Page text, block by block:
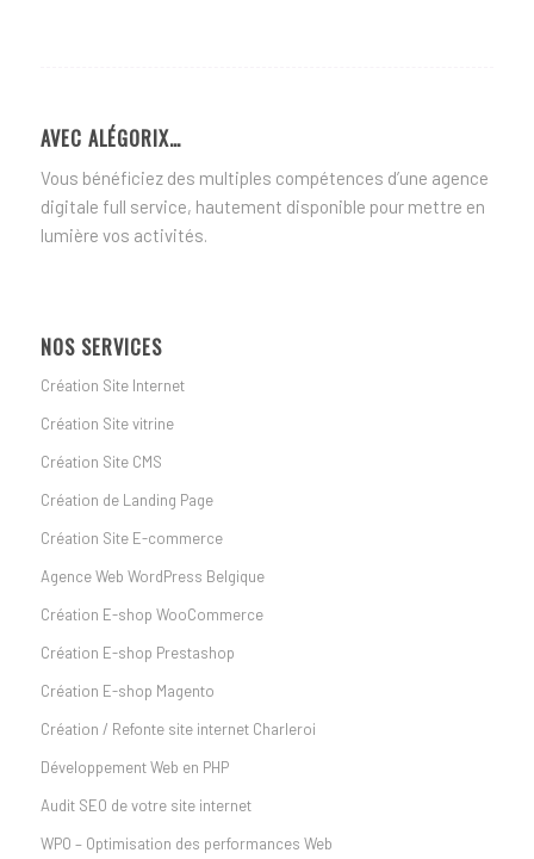
AVEC ALÉGORIX…
Vous bénéficiez des multiples compétences d’une agence
digitale full service, hautement disponible pour mettre en
lumière vos activités.
NOS SERVICES
Création Site Internet
Création Site vitrine
Création Site CMS
Création de Landing Page
Création Site E-commerce
Agence Web WordPress Belgique
Création E-shop WooCommerce
Création E-shop Prestashop
Création E-shop Magento
Création / Refonte site internet Charleroi
Développement Web en PHP
Audit SEO de votre site internet
WPO – Optimisation des performances Web